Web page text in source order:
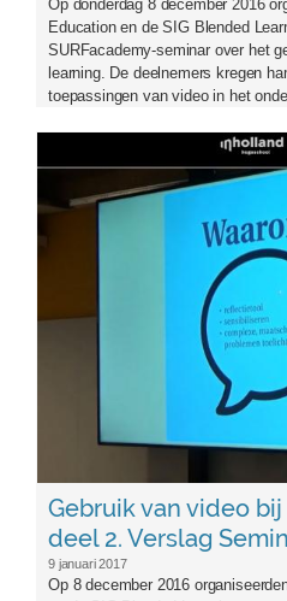
Op donderdag 8 december 2016
Education en de SIG Blended
SURFacademy-seminar over het
learning. De deelnemers kregen
toepassingen van video in het
logosigme-
Gebruik van video
deel 2. Verslag
9 januari 2017
Op 8 december 2016